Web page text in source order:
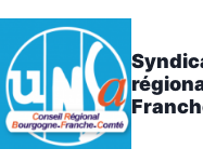
Aller
au
contenu